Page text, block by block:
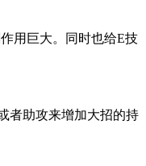
用巨大。同时也给E技
者助攻来增加大招的持